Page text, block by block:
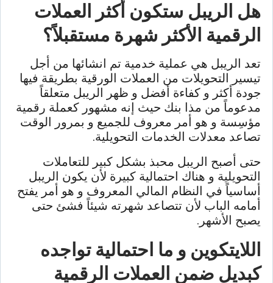
هل الريبل ستكون أكثر العملات
الرقمية الأكثر شهرة مستقبلاً؟
تعد الريبل هي عملية خدمية تم انشائها من أجل
تيسير التحويلات من العملات الورقية بطريقة فيها
جودة أكثر و كفاءة أفضل و ظهر الريبل متعلقاً
مدعوماً من مذا بنك حيث إنه مشهور كعملة رقمية
مؤسِسة و هو أمر معروف للجميع و بمرور الوقت
تصاعد معدلات الخدمات التحويلية.
حتى أصبح الريبل محبذ بشكل كبير للتعاملات
التحويلية و هناك احتمالية كبيرة لأن يكون الريبل
أساسياً في النظام المالي المعروف و هو أمر يفتح
أمامه الباب لأن تتصاعد شهرته شيئاً فشئ حتى
يصبح الأشهر.
اللايتكوين و ما احتمالية تواجده
كبديل ضمن العملات الرقمية